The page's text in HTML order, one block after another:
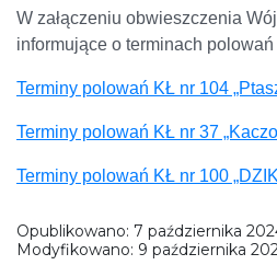
W załączeniu obwieszczenia
informujące o terminach
Terminy polowań KŁ nr 104
Terminy polowań KŁ nr 37
Terminy polowań KŁ nr 100
Opublikowano: 7 października
Modyfikowano: 9 października